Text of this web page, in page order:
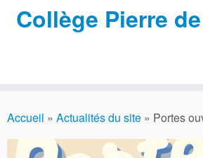
au
Collège Pierre
Accueil » Actualités du site » Portes